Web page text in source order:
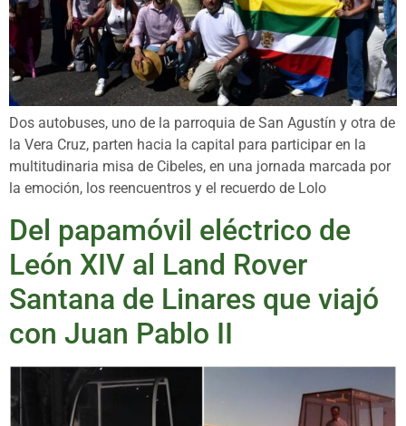
Dos autobuses, uno de la parroquia de San Agustín y otra de
la Vera Cruz, parten hacia la capital para participar en la
multitudinaria misa de Cibeles, en una jornada marcada por
la emoción, los reencuentros y el recuerdo de Lolo
Del papamóvil eléctrico de
León XIV al Land Rover
Santana de Linares que viajó
con Juan Pablo II